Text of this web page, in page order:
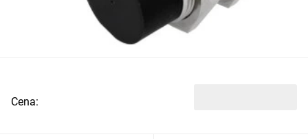
Cena: